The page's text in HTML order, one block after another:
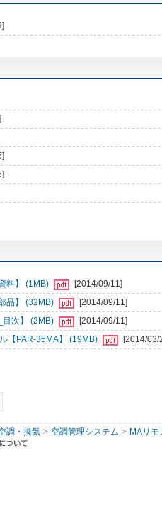
料】 (1MB)
[2014/09/11]
品】 (32MB)
[2014/09/11]
次】 (2MB)
[2014/09/11]
【PAR-35MA】 (19MB)
[2014/03/
調・換気 空調管理システム MAリモ